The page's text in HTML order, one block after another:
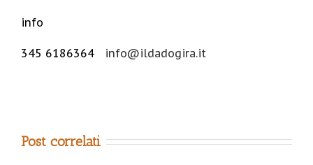
info
345 6186364 info@ildadogira.it
Post correlati